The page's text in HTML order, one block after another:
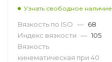
Узнать свободное наличие
Вязкость по ISO — 68
Индекс вязкости — 105
Вязкость
кинематическая при 40